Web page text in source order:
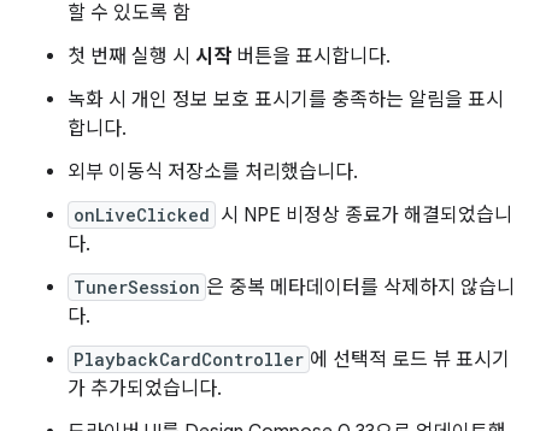
할 수 있도록 함
첫 번째 실행 시 시작 버튼을 표시합니다.
녹화 시 개인 정보 보호 표시기를 충족하는 알림을 표시
합니다.
외부 이동식 저장소를 처리했습니다.
onLiveClicked 시 NPE 비정상 종료가 해결되었습니
다.
TunerSession 은 중복 메타데이터를 삭제하지 않습니
다.
PlaybackCardController 에 선택적 로드 뷰 표시기
가 추가되었습니다.